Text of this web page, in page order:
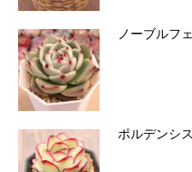
ノーブルフ
ポルデンシス